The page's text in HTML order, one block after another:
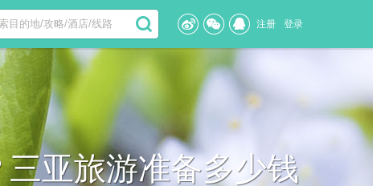
注册 登录
亚旅游准备多少钱